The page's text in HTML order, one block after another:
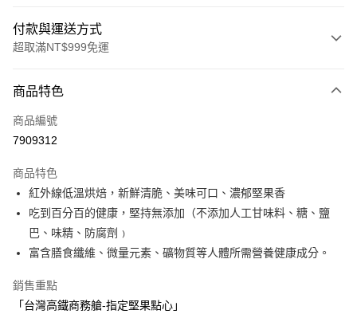
付款與運送方式
超取滿NT$999免運
信用卡一次付款
超商取貨付款
Apple Pay
街口支付
悠遊付
Google Pay
ATM付款
商品特色
商品編號
7909312
商品特色
紅外線低溫烘焙，新鮮清脆、美味可口、濃郁堅果香
吃到百分百的健康，堅持無添加（不添加人工甘味料、糖、鹽
巴、味精、防腐劑﹚
富含膳食纖維、微量元素、礦物質等人體所需營養健康成分。
銷售重點
「台灣高鐵商務艙-指定堅果點心」